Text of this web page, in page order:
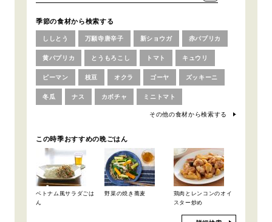
季節の食材から検索する
ししとう 万願寺唐辛子 新ショウガ 赤パプリカ
黄パプリカ とうもろこし トマト キュウリ
ピーマン 枝豆 オクラ ゴーヤ ズッキーニ
冬瓜 ナス カボチャ ミニトマト
その他の食材から検索する
この時季おすすめの晩ごはん
ベトナム風サラダごは
ん
野菜の焼き蕎麦
鶏肉とレンコンのオイ
スター炒め